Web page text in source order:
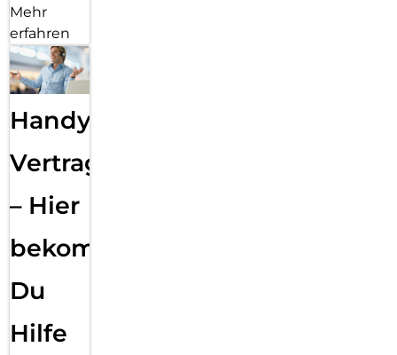
Mehr
erfahren
Handy
Vertragsabwicklung
– Hier
bekommst
Du
Hilfe